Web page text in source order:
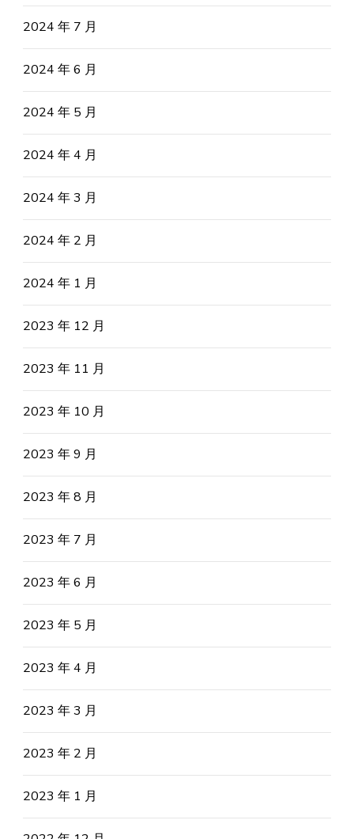
2024 年 7 月
2024 年 6 月
2024 年 5 月
2024 年 4 月
2024 年 3 月
2024 年 2 月
2024 年 1 月
2023 年 12 月
2023 年 11 月
2023 年 10 月
2023 年 9 月
2023 年 8 月
2023 年 7 月
2023 年 6 月
2023 年 5 月
2023 年 4 月
2023 年 3 月
2023 年 2 月
2023 年 1 月